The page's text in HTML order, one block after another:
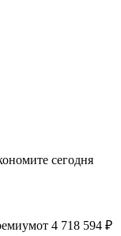
сегодня
от 4 718 594 ₽